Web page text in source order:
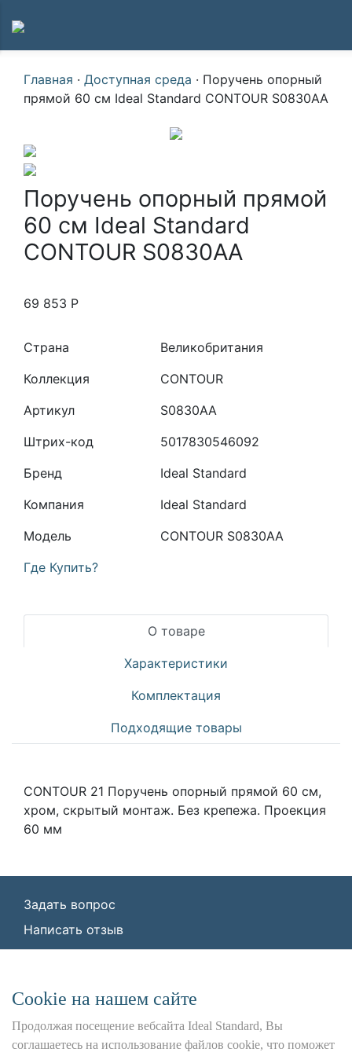
Главная · Доступная среда · Поручень опорный
прямой 60 см Ideal Standard CONTOUR S0830AA
Поручень опорный прямой
60 см Ideal Standard
CONTOUR S0830AA
69 853 Р
Страна
Великобритания
Коллекция
CONTOUR
Артикул
S0830AA
Штрих-код
5017830546092
Бренд
Ideal Standard
Компания
Ideal Standard
Модель
CONTOUR S0830AA
Где Купить?
О товаре
Характеристики
Комплектация
Подходящие товары
CONTOUR 21 Поручень опорный прямой 60 см,
хром, скрытый монтаж. Без крепежа. Проекция
60 мм
Задать вопрос
Написать отзыв
7736342535, КПП: 772501001, ОГРН:
1227700443266,
Юр. адрес: 115162, г. Москва, Шаболовка ул.,
Сookie на нашем сайте
Продолжая посещение вебсайта Ideal Standard, Вы
соглашаетесь на использование файлов cookie, что поможет